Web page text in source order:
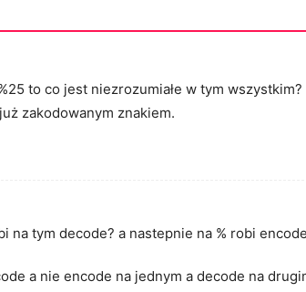
to co jest niezrozumiałe w tym
zakodowanym znakiem.
tym decode? a nastepnie na % robi
a nie encode na jednym a decode na